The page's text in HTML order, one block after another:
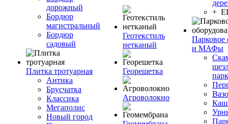
дорожный
Бордюр
магистральный
Бордюр
садовый
Плитка тротуарная
Антика
Брусчатка
Классика
Мегаполис
Новый город
Геотекстиль
нетканый
Георешетка
Агроволокно
+
Парковое
и МАФы